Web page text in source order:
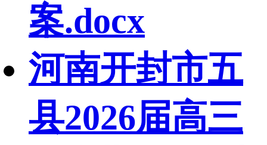
案.docx
河南开封市五
县2026届高三